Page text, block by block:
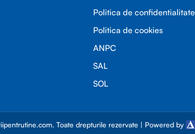
Politica de confidentialitate
Politica de cookies
ANPC
SAL
SOL
Toate drepturile rezervate | Powered by